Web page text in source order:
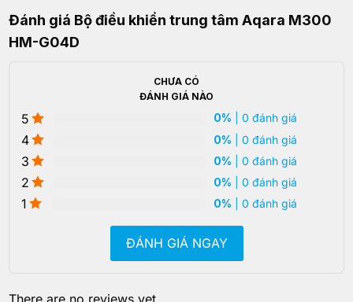
Đánh giá Bộ điều khiển trung tâm Aqara M300
HM-G04D
CHƯA CÓ
ĐÁNH GIÁ NÀO
5 0% | 0 đánh giá
4 0% | 0 đánh giá
3 0% | 0 đánh giá
2 0% | 0 đánh giá
1 0% | 0 đánh giá
ĐÁNH GIÁ NGAY